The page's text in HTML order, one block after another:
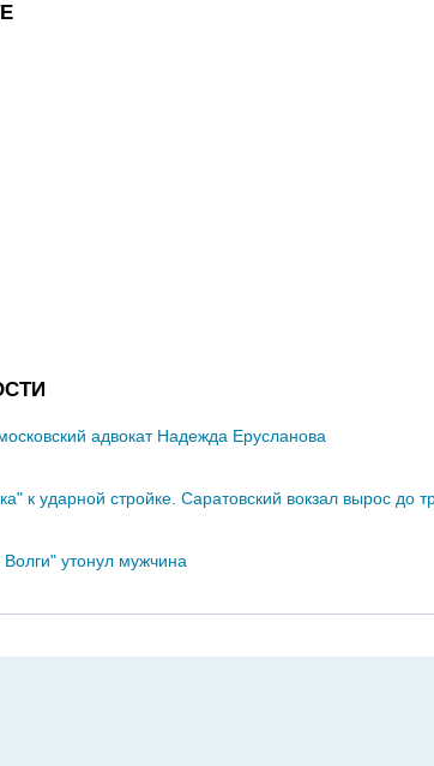
адвокат Надежда Ерусланова
к ударной стройке. Саратовский вокзал вырос до
утонул мужчина